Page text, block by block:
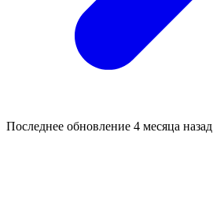
Последнее обновление 4 месяца назад